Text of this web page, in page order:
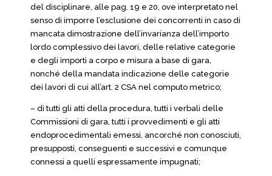
del disciplinare, alle pag. 19 e 20, ove interpretato nel
senso di imporre l’esclusione dei concorrenti in caso di
mancata dimostrazione dell’invarianza dell’importo
lordo complessivo dei lavori, delle relative categorie
e degli importi a corpo e misura a base di gara,
nonché della mandata indicazione delle categorie
dei lavori di cui all’art. 2 CSA nel computo metrico;
– di tutti gli atti della procedura, tutti i verbali delle
Commissioni di gara, tutti i provvedimenti e gli atti
endoprocedimentali emessi, ancorché non conosciuti,
presupposti, conseguenti e successivi e comunque
connessi a quelli espressamente impugnati;